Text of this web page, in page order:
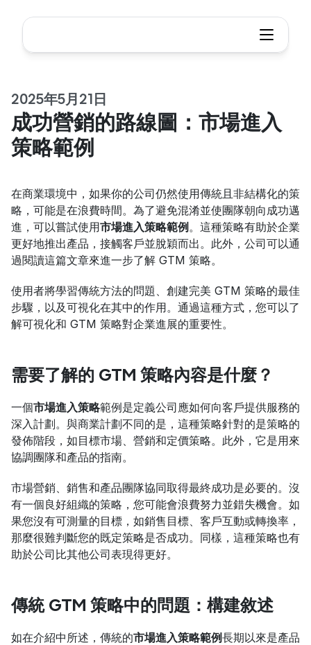
2025年5月21日
成功營銷的路線圖：市場進入
策略範例
在商業環境中，如果你的公司仍然使用傳統且非結構化的策
略，可能是在浪費時間。為了避免混淆並使團隊朝向成功邁
進，可以嘗試使用市場進入策略範例 。這種策略有助於企業
更好地推出產品，接觸客戶並脫穎而出。此外，公司可以通
過閱讀這篇文章來進一步了解 GTM 策略。
使用者將學習傳統方法的問題、創建完美 GTM 策略的最佳
步驟，以及可視化在其中的作用。通過這種方式，您可以了
解可視化和 GTM 策略對企業進展的重要性。
需要了解的 GTM 策略內容是什麼？
一個市場進入策略範例是定義公司應如何向客戶提供服務的
深入計劃。與商業計劃不同的是，這種策略針對的是策略的
發佈階段，如目標市場、營銷和定價策略。此外，它是用來
協調團隊和產品的指南。
市場營銷、銷售和產品團隊協同取得最終成功是必要的。沒
有一個良好組織的策略，您可能會浪費努力並錯失機會。如
果您沒有可測量的目標，如銷售目標、客戶互動或轉換率，
那麼很難判斷您的既定策略是否成功。同樣，這種策略也有
助於公司比其他公司表現得更好。
傳統 GTM 策略中的問題：構建敘述
如在介紹中所述，傳統的市場進入策略範例長期以來是產品